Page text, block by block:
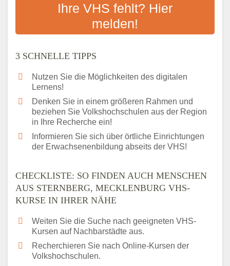
Checkliste: Darauf kommt es bei
Bildungsangeboten an
Das bundesweite Volkshochschulwesen
Ihre VHS fehlt? Hier
melden!
3 SCHNELLE TIPPS
Nutzen Sie die Möglichkeiten des digitalen
Lernens!
Denken Sie in einem größeren Rahmen und
beziehen Sie Volkshochschulen aus der Region
in Ihre Recherche ein!
Informieren Sie sich über örtliche Einrichtungen
der Erwachsenenbildung abseits der VHS!
CHECKLISTE: SO FINDEN AUCH MENSCHEN
AUS STERNBERG, MECKLENBURG VHS-
KURSE IN IHRER NÄHE
Weiten Sie die Suche nach geeigneten VHS-
Kursen auf Nachbarstädte aus.
Recherchieren Sie nach Online-Kursen der
Volkshochschulen.